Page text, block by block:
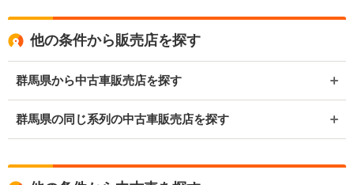
他の条件から販売店を探す
群馬県から中古車販売店を探す
群馬県の同じ系列の中古車販売店を探す